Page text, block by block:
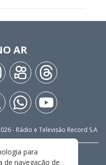
AR
- Rádio e Televisão Record S.A
PRIVACIDADE
para
de navegação de